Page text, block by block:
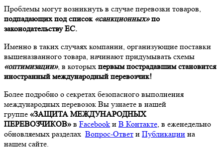
Проблемы могут возникнуть в случае перевозки товаров,
подпадающих под список «санкционных»по
законодательству ЕС.
Именно в таких случаях компании, организующие поставки
вышеназванного товара, начинают придумывать схемы
«оптимизации», в которых первым пострадавшим становится
иностранный международный перевозчик!
Более подробно о секретах безопасного выполнения
международных перевозок Вы узнаете в нашей
группе «ЗАЩИТА МЕЖДУНАРОДНЫХ
ПЕРЕВОЗЧИКОВ» в Facebook и В Контакте, в еженедельно
обновляемых разделах Вопрос-Ответ и Публикации на
нашем сайте.